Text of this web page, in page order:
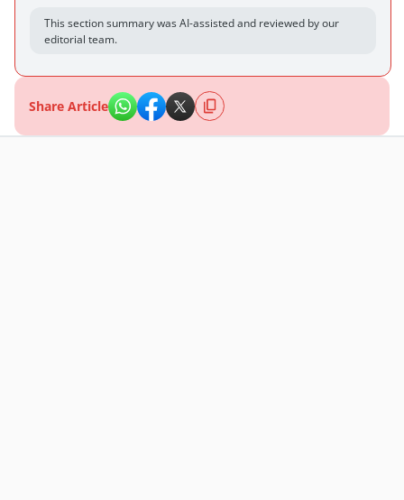
This section summary was AI-assisted and reviewed by our
editorial team.
Share Article